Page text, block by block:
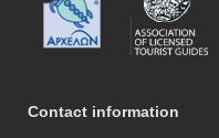
Contact information